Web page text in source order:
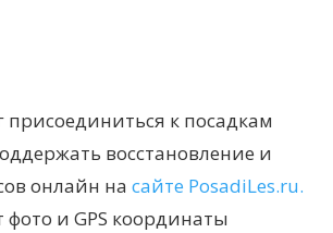
присоединиться к посадкам
восстановление и
онлайн на сайте PosadiLes.ru.
и GPS координаты